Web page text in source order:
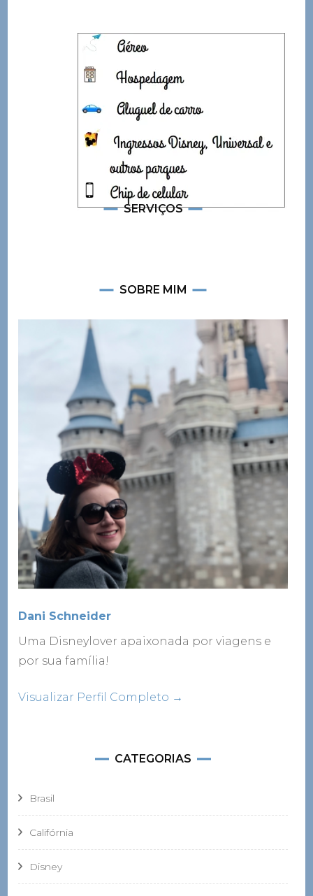
SERVIÇOS
SOBRE MIM
Dani Schneider
Uma Disneylover apaixonada por viagens e
por sua família!
Visualizar Perfil Completo →
CATEGORIAS
Brasil
Califórnia
Disney